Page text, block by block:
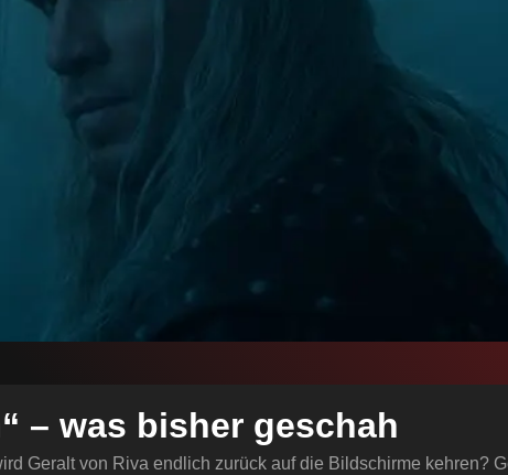
– was bisher geschah
Geralt von Riva endlich zurück auf die Bildschirme kehren?